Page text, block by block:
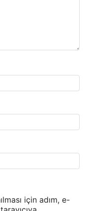
için adım, e-